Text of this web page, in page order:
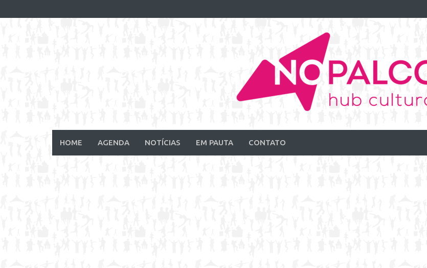
to
HOME AGENDA NOTÍCIAS EM PAUTA CONTATO